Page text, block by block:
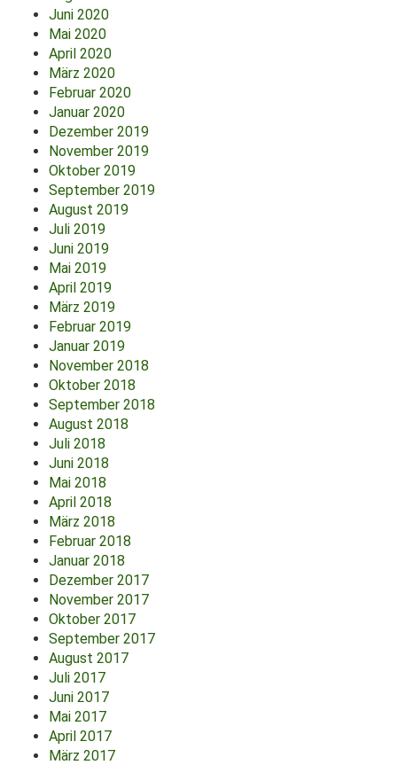
Juni 2020
Mai 2020
April 2020
März 2020
Februar 2020
Januar 2020
Dezember 2019
November 2019
Oktober 2019
September 2019
August 2019
Juli 2019
Juni 2019
Mai 2019
April 2019
März 2019
Februar 2019
Januar 2019
November 2018
Oktober 2018
September 2018
August 2018
Juli 2018
Juni 2018
Mai 2018
April 2018
März 2018
Februar 2018
Januar 2018
Dezember 2017
November 2017
Oktober 2017
September 2017
August 2017
Juli 2017
Juni 2017
Mai 2017
April 2017
März 2017